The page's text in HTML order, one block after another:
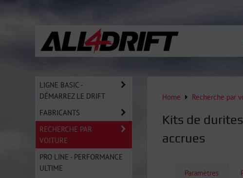
Home Recherche par
Kits de
accrues
Paramètres
LIGNE BASIC -
DÉMARREZ LE DRIFT
FABRICANTS
RECHERCHE PAR
VOITURE
PRO LINE - PERFORMANCE
ULTIME